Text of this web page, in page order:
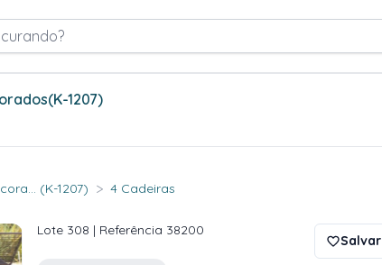
(K-1207)
(K-1207) > 4 Cadeiras
Lote 308 | Referência 38200
Salvar